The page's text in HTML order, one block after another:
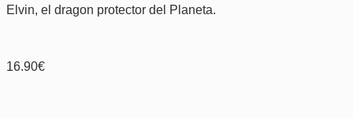
Elvin, el dragon protector del Planeta.
16.90€